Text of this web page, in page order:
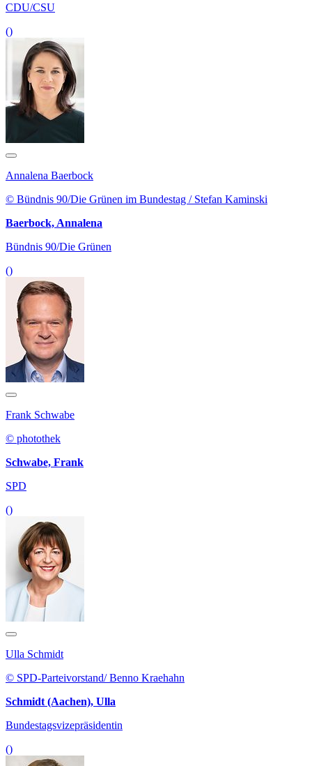
CDU/CSU
()
Annalena Baerbock
© Bündnis 90/Die Grünen im Bundestag / Stefan Kaminski
Baerbock, Annalena
Bündnis 90/Die Grünen
()
Frank Schwabe
© photothek
Schwabe, Frank
SPD
()
Ulla Schmidt
© SPD-Parteivorstand/ Benno Kraehahn
Schmidt (Aachen), Ulla
Bundestagsvizepräsidentin
()